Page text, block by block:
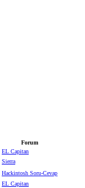
Forum
EL Capitan
Sierra
Hackintosh Soru-Cevap
EL Capitan